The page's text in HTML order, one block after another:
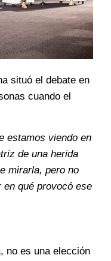
situó el debate en
cuando el
estamos viendo en
de una herida
mirarla, pero no
en qué provocó ese
no es una elección